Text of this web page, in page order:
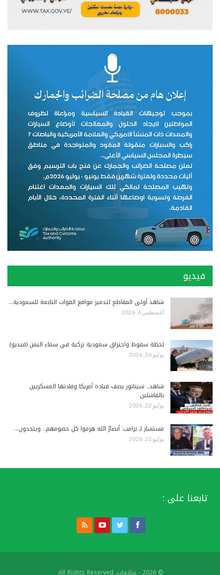
فيديو
شاهد أولى المقاطع لتدمير مواقع القوات التابعة للسعودية…
أغسطس 6, 2026
لحظة سقوط واحتراق سعودية تركية في سماء اليمن (فيديو)
يوليو 26, 2026
شاهد.. سيناتور يصف قيادة أمريكا وقادتها العسكريين
بالفاشلين
يوليو 22, 2026
مستشار لـ ترامب: أنصارُ الله هزموا كل خصومهم.. ويتحدون…
يوليو 22, 2026
تابعنا على :
© 2026 - متابعات. All Rights Reserved.